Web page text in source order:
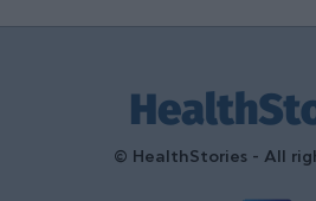
© HealthStories - All